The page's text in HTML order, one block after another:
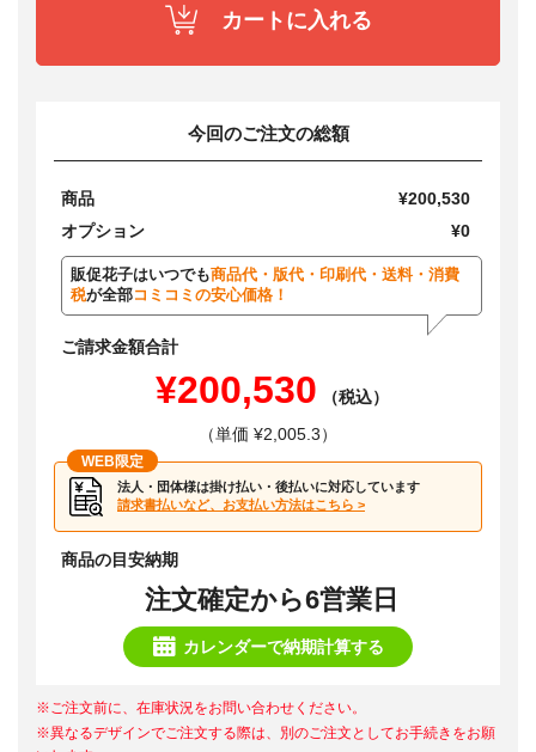
カートに入れる
今回のご注文の総額
商品
¥200,530
オプション
¥0
販促花子はいつでも商品代・版代・印刷代・送料・消費
税が全部コミコミの安心価格！
ご請求金額合計
¥200,530
（税込）
（単価 ¥2,005.3）
WEB限定
法人・団体様は掛け払い・後払いに対応しています
請求書払いなど、お支払い方法はこちら >
商品の目安納期
注文確定から6営業日
カレンダーで納期計算する
※ご注文前に、在庫状況をお問い合わせください。
※異なるデザインでご注文する際は、別のご注文としてお手続きをお願